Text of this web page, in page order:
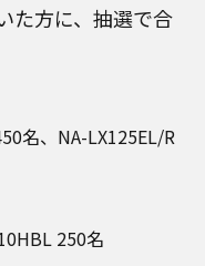
た方に、抽選で合
名、NA-LX125EL/R
250名